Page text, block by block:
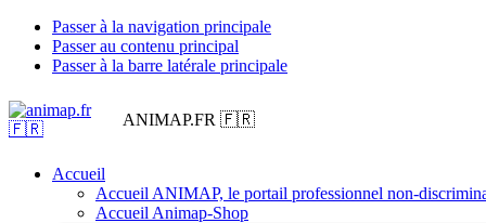
Passer à la navigation principale
Passer au contenu principal
Passer à la barre latérale principale
ANIMAP.FR 🇫🇷
Accueil
Accueil ANIMAP, le portail professionnel non-
Accueil Animap-Shop